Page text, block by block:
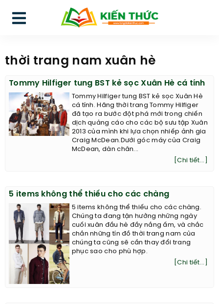
thời trang nam xuân hè
Tommy Hilfiger tung BST kẻ sọc Xuân Hè cá tính
Tommy Hilfiger tung BST kẻ sọc Xuân Hè
cá tính. Hãng thời trang Tommy Hilfiger
đã tạo ra bước đột phá mới trong chiến
dịch quảng cáo cho các bộ sưu tập Xuân
2013 của mình khi lựa chọn nhiếp ảnh gia
Craig McDean.Dưới góc máy của Craig
McDean, dàn chân...
[Chi tiết...]
5 items không thể thiếu cho các chàng
5 items không thể thiếu cho các chàng.
Chúng ta đang tận hưởng những ngày
cuối xuân đầu hè đầy nắng ấm, và chắc
chắn những tín đồ thời trang nam của
chúng ta cũng sẽ cần thay đổi trang
phục sao cho phù hợp.
[Chi tiết...]